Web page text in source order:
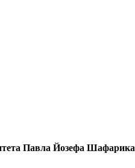
Павла Йозефа Шафарика